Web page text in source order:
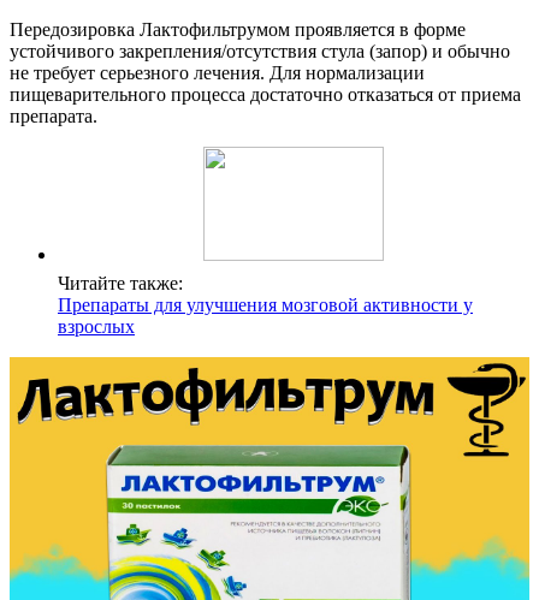
Передозировка Лактофильтрумом проявляется в форме
устойчивого закрепления/отсутствия стула (запор) и обычно
не требует серьезного лечения. Для нормализации
пищеварительного процесса достаточно отказаться от приема
препарата.
Читайте также:
Препараты для улучшения мозговой активности у
взрослых